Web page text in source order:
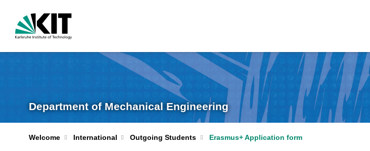
Department of Mechanical Engineering
Welcome International Outgoing Students Erasmus+ Application form